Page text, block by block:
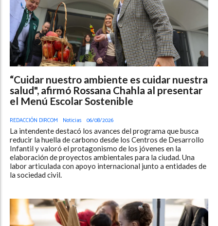
“Cuidar nuestro ambiente es cuidar nuestra
salud", afirmó Rossana Chahla al presentar
el Menú Escolar Sostenible
REDACCIÓN DIRCOM Noticias 06/08/2026
La intendente destacó los avances del programa que busca
reducir la huella de carbono desde los Centros de Desarrollo
Infantil y valoró el protagonismo de los jóvenes en la
elaboración de proyectos ambientales para la ciudad. Una
labor articulada con apoyo internacional junto a entidades de
la sociedad civil.